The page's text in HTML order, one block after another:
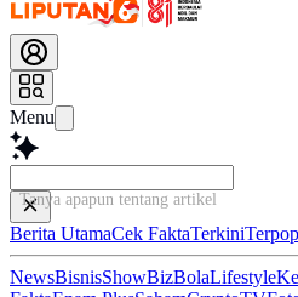
Menu
Tanya apapun tentang artikel ini...
Berita UtamaCek FaktaTerkini
NewsBisnisShowBizBolaLifestyle